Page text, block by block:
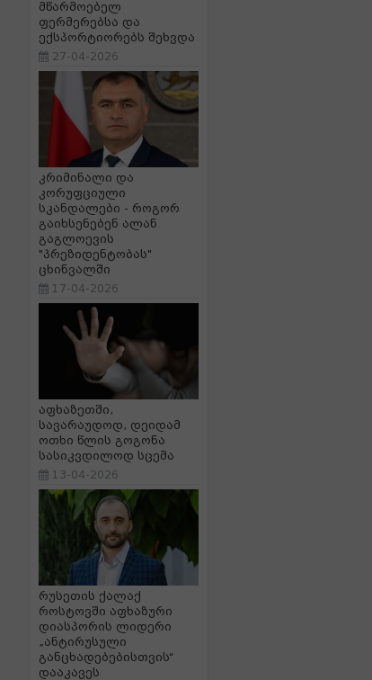
მწარმოებელ
ფერმერებსა და
ექსპორტიორებს შეხვდა
27-04-2026
კრიმინალი და
კორუფციული
სკანდალები - როგორ
გაიხსენებენ ალან
გაგლოევის
"პრეზიდენტობას"
ცხინვალში
17-04-2026
აფხაზეთში,
სავარაუდოდ, დეიდამ
ოთხი წლის გოგონა
სასიკვდილოდ სცემა
13-04-2026
რუსეთის ქალაქ
როსტოვში აფხაზური
დიასპორის ლიდერი
„ანტირუსული
განცხადებებისთვის“
დააკავეს